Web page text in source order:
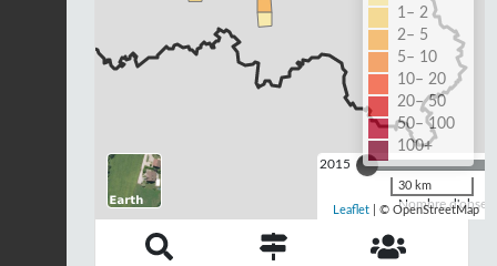
2015
Nombre
1– 2
2– 5
5– 10
10– 20
20– 50
50– 100
100+
30 km
Leaflet | © OpenStreetMap